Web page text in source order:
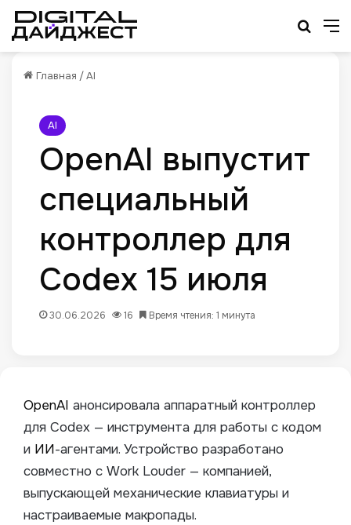
Главная /AI
AI
OpenAI выпустит
специальный
контроллер для
Codex 15 июля
30.06.2026 16 Время чтения: 1 минута
OpenAI анонсировала аппаратный контроллер
для Codex — инструмента для работы с кодом
и ИИ-агентами. Устройство разработано
совместно с Work Louder — компанией,
выпускающей механические клавиатуры и
настраиваемые макропады.